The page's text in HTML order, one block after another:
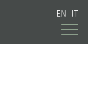
EN IT